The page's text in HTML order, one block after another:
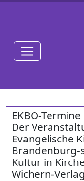
EKBO-Termine
Der
Evangelische
Brandenburg-
Kultur in
Wichern-Verlag